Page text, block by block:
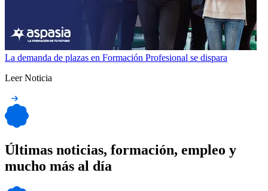
La demanda de plazas en Formación Profesional se dispara
Leer Noticia
Últimas noticias, formación, empleo y
mucho más al día